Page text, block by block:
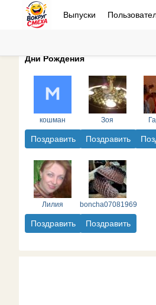
Выпуски
Дни Рождения
кошман
Поздравить
Зоя
Поздравить
Лилия
Поздравить
boncha07081969
Поздравить